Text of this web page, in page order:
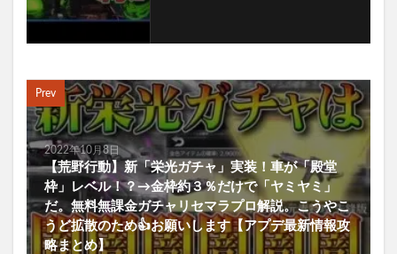
Prev
2022年10月8日
【荒野行動】新「栄光ガチャ」実装！車が「殿堂
枠」レベル！？→金枠約３％だけで「ヤミヤミ」
だ。無料無課金ガチャリセマラプロ解説。こうやこ
うど拡散のため👍お願いします【アプデ最新情報攻
略まとめ】